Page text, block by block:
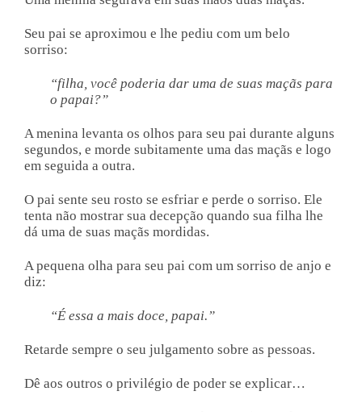
Seu pai se aproximou e lhe pediu com um belo
sorriso:
“filha, você poderia dar uma de suas maçãs para
o papai?”
A menina levanta os olhos para seu pai durante alguns
segundos, e morde subitamente uma das maçãs e logo
em seguida a outra.
O pai sente seu rosto se esfriar e perde o sorriso. Ele
tenta não mostrar sua decepção quando sua filha lhe
dá uma de suas maçãs mordidas.
A pequena olha para seu pai com um sorriso de anjo e
diz:
“É essa a mais doce, papai.”
Retarde sempre o seu julgamento sobre as pessoas.
Dê aos outros o privilégio de poder se explicar…